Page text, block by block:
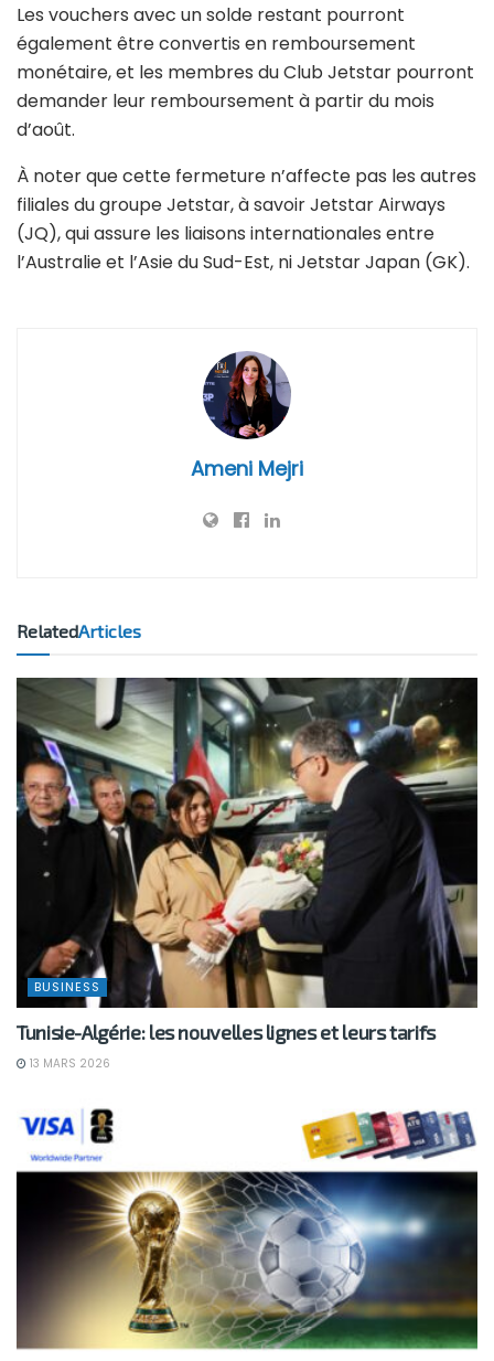
Les vouchers avec un solde restant pourront
également être convertis en remboursement
monétaire, et les membres du Club Jetstar pourront
demander leur remboursement à partir du mois
d’août.
À noter que cette fermeture n’affecte pas les autres
filiales du groupe Jetstar, à savoir Jetstar Airways
(JQ), qui assure les liaisons internationales entre
l’Australie et l’Asie du Sud-Est, ni Jetstar Japan (GK).
Ameni Mejri
RelatedArticles
BUSINESS
Tunisie-Algérie: les nouvelles lignes et leurs tarifs
13 MARS 2026